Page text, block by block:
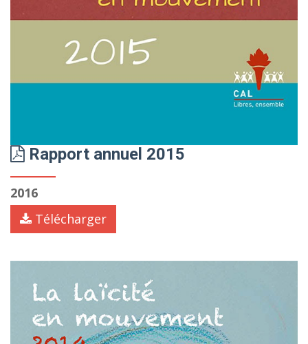
Rapport annuel 2015
2016
Télécharger